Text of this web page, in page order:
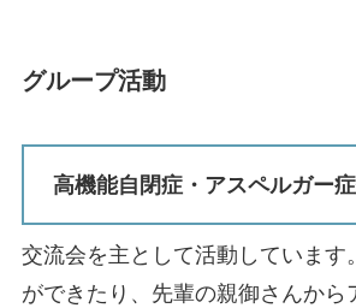
グループ活動
高機能自閉症・アスペルガー
交流会を主として活動しています
ができたり、先輩の親御さんから